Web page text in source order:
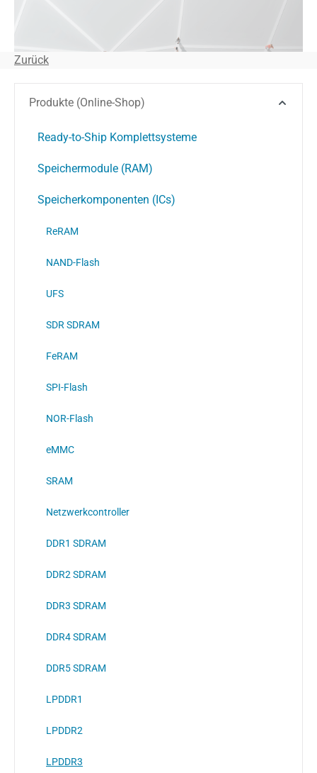
Zurück
Produkte (Online-Shop)
Ready-to-Ship Komplettsysteme
Speichermodule (RAM)
Speicherkomponenten (ICs)
ReRAM
NAND-Flash
UFS
SDR SDRAM
FeRAM
SPI-Flash
NOR-Flash
eMMC
SRAM
Netzwerkcontroller
DDR1 SDRAM
DDR2 SDRAM
DDR3 SDRAM
DDR4 SDRAM
DDR5 SDRAM
LPDDR1
LPDDR2
LPDDR3